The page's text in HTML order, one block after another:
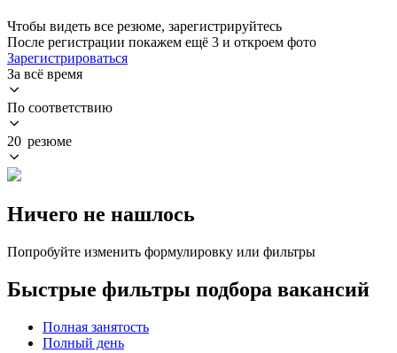
Чтобы видеть все резюме, зарегистрируйтесь
После регистрации покажем ещё 3 и откроем фото
Зарегистрироваться
За всё время
По соответствию
20 резюме
Ничего не нашлось
Попробуйте изменить формулировку или фильтры
Быстрые фильтры подбора вакансий
Полная занятость
Полный день